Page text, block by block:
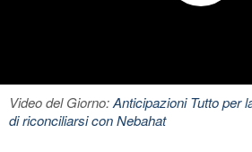
Video del Giorno:Anticipazioni Tutto per
di riconciliarsi con Nebahat